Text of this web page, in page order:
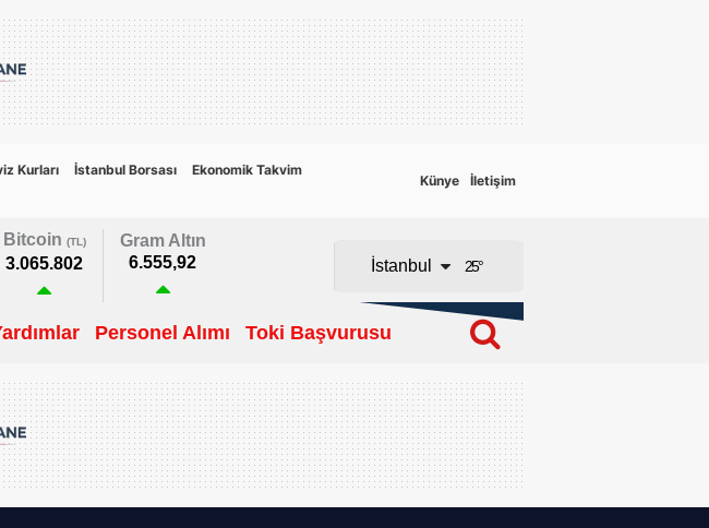
Kurları İstanbul Borsası
Ekonomik Takvim
Künye İletişim
Bitcoin (TL)
3.065.802
Gram Altın
6.555,92
İstanbul
Adana
Adıyaman
Artvin
Aydın
Balıkesir
Bilecik
25°
Personel Alımı Toki Başvurusu